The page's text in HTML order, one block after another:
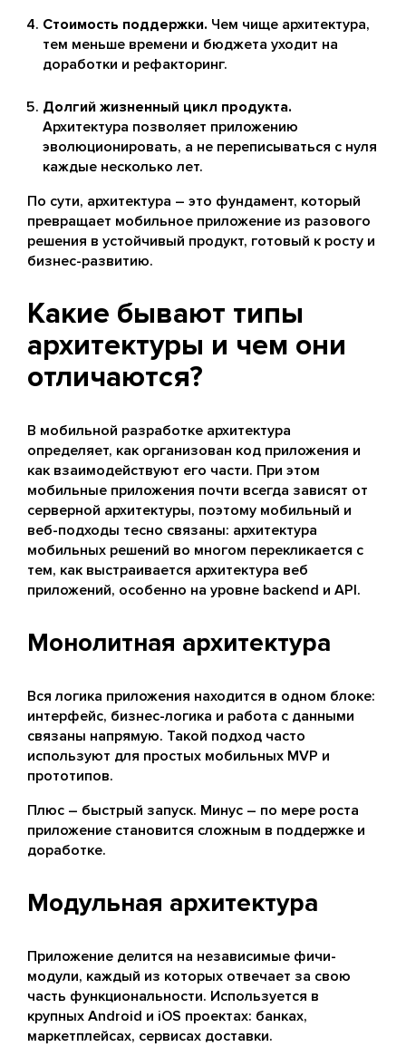
Стоимость поддержки. Чем чище архитектура,
тем меньше времени и бюджета уходит на
доработки и рефакторинг.
Долгий жизненный цикл продукта.
Архитектура позволяет приложению
эволюционировать, а не переписываться с нуля
каждые несколько лет.
По сути, архитектура – это фундамент, который
превращает мобильное приложение из разового
решения в устойчивый продукт, готовый к росту и
бизнес-развитию.
Какие бывают типы
архитектуры и чем они
отличаются?
В мобильной разработке архитектура
определяет, как организован код приложения и
как взаимодействуют его части. При этом
мобильные приложения почти всегда зависят от
серверной архитектуры, поэтому мобильный и
веб-подходы тесно связаны: архитектура
мобильных решений во многом перекликается с
тем, как выстраивается архитектура веб
приложений, особенно на уровне backend и API.
Монолитная архитектура
Вся логика приложения находится в одном блоке:
интерфейс, бизнес-логика и работа с данными
связаны напрямую. Такой подход часто
используют для простых мобильных MVP и
прототипов.
Плюс – быстрый запуск. Минус – по мере роста
приложение становится сложным в поддержке и
доработке.
Модульная архитектура
Приложение делится на независимые фичи-
модули, каждый из которых отвечает за свою
часть функциональности. Используется в
крупных Android и iOS проектах: банках,
маркетплейсах, сервисах доставки.